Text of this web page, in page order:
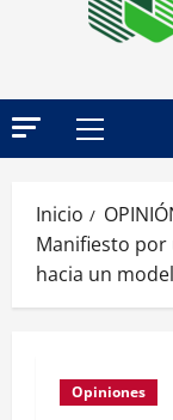
Menú
Inicio
Manifiesto por
hacia un
Opiniones